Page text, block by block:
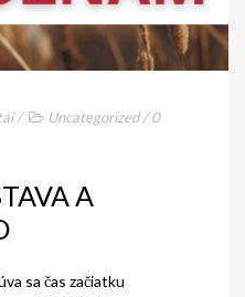
/ Uncategorized/0
A
sa čas začiatku